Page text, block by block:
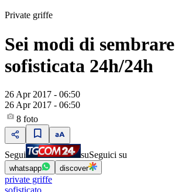
Private griffe
Sei modi di sembrare
sofisticata 24h/24h
26 Apr 2017 - 06:50
26 Apr 2017 - 06:50
8 foto
Segui suSeguici su
whatsapp discover
private griffe